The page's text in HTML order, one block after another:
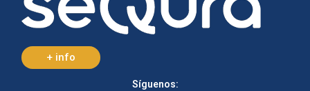
+ info
Síguenos: